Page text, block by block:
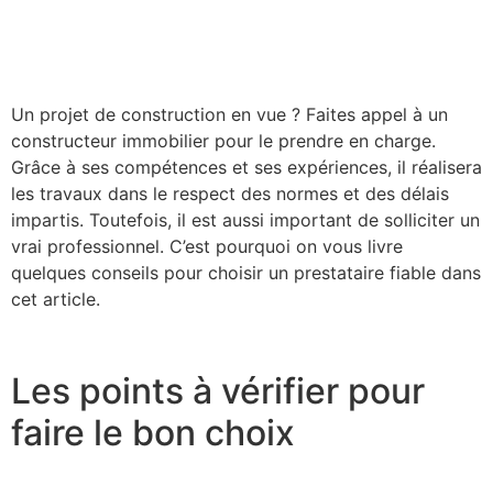
Un projet de construction en vue ? Faites appel à un
constructeur immobilier pour le prendre en charge.
Grâce à ses compétences et ses expériences, il réalisera
les travaux dans le respect des normes et des délais
impartis. Toutefois, il est aussi important de solliciter un
vrai professionnel. C’est pourquoi on vous livre
quelques conseils pour choisir un prestataire fiable dans
cet article.
Les points à vérifier pour
faire le bon choix